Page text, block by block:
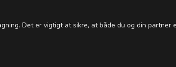
Det er vigtigt at sikre, at både du og din partner